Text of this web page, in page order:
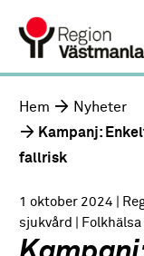
Hem
Nyheter
Kampanj:
fallrisk
1 oktober 2024 |
sjukvård
| Folkhälsa